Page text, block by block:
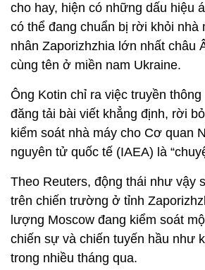
cho hay, hiện có những dấu hiệu
có thể đang chuẩn bị rời khỏi nhà
nhân Zaporizhzhia lớn nhất châu
cùng tên ở miền nam Ukraine.
Ông Kotin chỉ ra việc truyền
đăng tải bài viết khẳng định, rời
kiểm soát nhà máy cho Cơ quan
nguyên tử quốc tế (IAEA) là
Theo Reuters, động thái như vậy
trên chiến trường ở tỉnh
lượng Moscow đang kiểm soát
chiến sự và chiến tuyến hầu như
trong nhiều tháng qua.